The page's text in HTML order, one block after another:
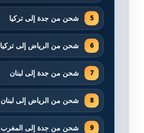
شحن من جدة إلى تركيا
شحن من الرياض إلى تركيا
شحن من جدة إلى لبنان
شحن من الرياض إلى لبنان
شحن من جدة إلى المغرب